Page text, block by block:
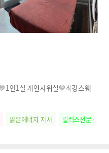
밝은에너지 지서 릴렉스전문 썸머